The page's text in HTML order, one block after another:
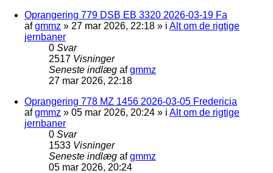
Oprangering 779 DSB EB 3320 2026-03-19 Fa
afgmmz » 27 mar 2026, 22:18 » i Alt om de rigtige
jernbaner
0 Svar
2517 Visninger
Seneste indlæg afgmmz
27 mar 2026, 22:18
Oprangering 778 MZ 1456 2026-03-05 Fredericia
afgmmz » 05 mar 2026, 20:24 » i Alt om de rigtige
jernbaner
0 Svar
1533 Visninger
Seneste indlæg afgmmz
05 mar 2026, 20:24